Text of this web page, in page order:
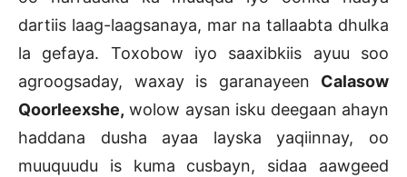
dartiis laag-laagsanaya, mar na tallaabta dhulka
la gefaya. Toxobow iyo saaxibkiis ayuu soo
agroogsaday, waxay is garanayeen Calasow
Qoorleexshe, wolow aysan isku deegaan ahayn
haddana dusha ayaa layska yaqiinnay, oo
muuquudu is kuma cusbayn, sidaa aawgeed